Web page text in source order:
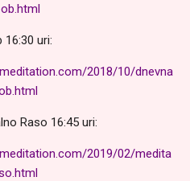
uri:
2018/10/dnevna
Raso 16:45 uri:
2019/02/medita